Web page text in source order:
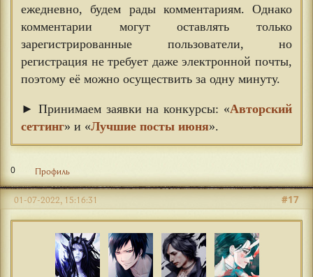
ежедневно, будем рады комментариям. Однако
комментарии могут оставлять только
зарегистрированные пользователи, но
регистрация не требует даже электронной почты,
поэтому её можно осуществить за одну минуту.
► Принимаем заявки на конкурсы: «Авторский
сеттинг» и «Лучшие посты июня».
0 Профиль
#17
01-07-2022, 15:16:31